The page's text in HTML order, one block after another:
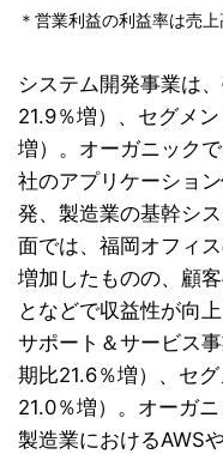
＊営業利益の利益率は売
システム開発事業は
21.9％増）、セグメ
増）。オーガニック
社のアプリケーショ
発、製造業の基幹シ
面では、福岡オフィ
増加したものの、顧
となどで収益性が向上
サポート＆サービス
期比21.6％増）、セ
21.0％増）。オーガ
製造業におけるAWS